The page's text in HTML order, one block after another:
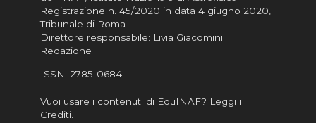
Registrazione n. 45/2020 in data 4 giugno 2020,
Tribunale di Roma
Direttore responsabile: Livia Giacomini
Redazione
ISSN: 2785-0684
Vuoi usare i contenuti di EduINAF? Leggi i
Crediti.